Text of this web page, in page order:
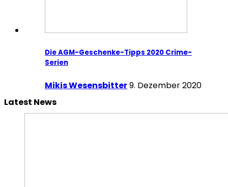
Die AGM-Geschenke-Tipps 2020 Crime-
Serien
Mikis Wesensbitter9. Dezember 2020
Latest News